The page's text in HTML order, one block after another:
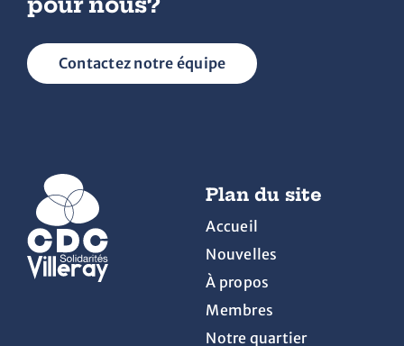
Contactez notre équipe
Plan du site
Accueil
Nouvelles
À propos
Membres
Notre quartier